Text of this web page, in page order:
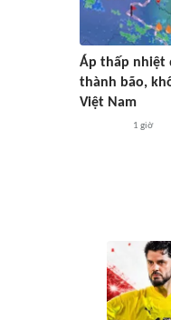
Áp thấp nhiệt
thành bão,
Việt Nam
1 giờ